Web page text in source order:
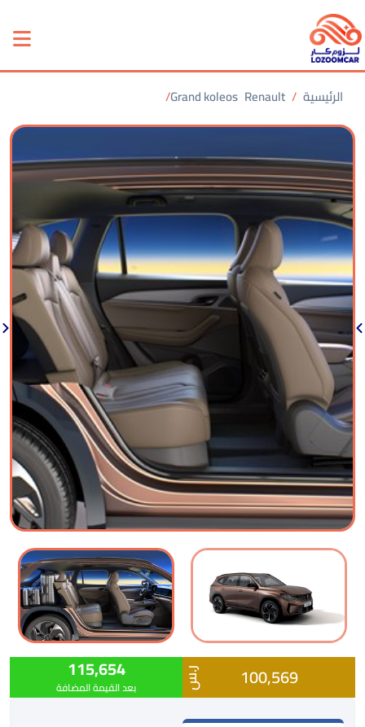
الرئيسية Renault
Grand koleos
100,569 ر.س 115,654
بعد القيمة المضافة